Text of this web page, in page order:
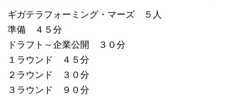
ギガテラフォーミング・マーズ ５人
準備 ４５分
ドラフト～企業公開 ３０分
１ラウンド ４５分
２ラウンド ３０分
３ラウンド ９０分